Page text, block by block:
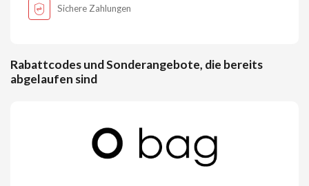
Sichere Zahlungen
Rabattcodes und Sonderangebote, die bereits
abgelaufen sind